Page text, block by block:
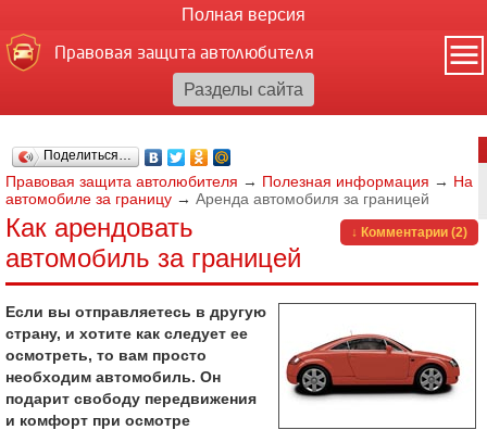
Полная версия
Правовая защита автолюбителя
Поделиться…
Правовая защита автолюбителя → Полезная информация → На
автомобиле за границу → Аренда автомобиля за границей
↓ Комментарии (2)
Как арендовать
автомобиль за границей
Если вы отправляетесь в другую
страну, и хотите как следует ее
осмотреть, то вам просто
необходим автомобиль. Он
подарит свободу передвижения
и комфорт при осмотре